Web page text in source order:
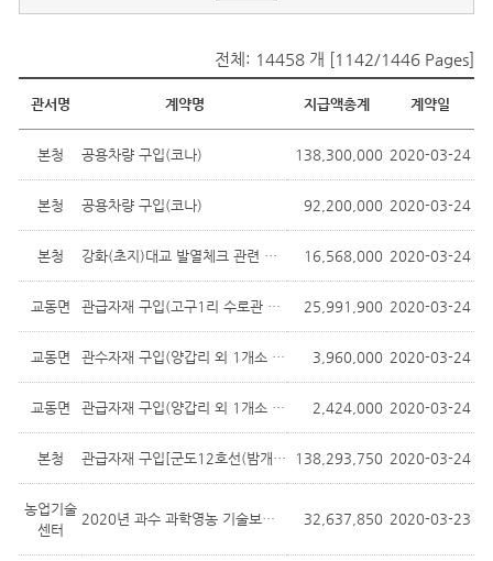
전체: 14458 개 [1142/1446 Pages]
관서명 계약명 지급액총계 계약일
본청 공용차량 구입(코나) 138,300,000 2020-03-24
본청 공용차량 구입(코나) 92,200,000 2020-03-24
본청 강화(초지)대교 발열체크 관련 통제시설... 16,568,000 2020-03-24
교동면 관급자재 구입(고구1리 수로관 설치공사) 25,991,900 2020-03-24
교동면 관수자재 구입(양갑리 외 1개소 양수장 ... 3,960,000 2020-03-24
교동면 관급자재 구입(양갑리 외 1개소 양수장 ... 2,424,000 2020-03-24
본청 관급자재 구입[군도12호선(밤개) 선형개... 138,293,750 2020-03-24
농업기술
센터
2020년 과수 과학영농 기술보급 장비 구입 32,637,850 2020-03-23